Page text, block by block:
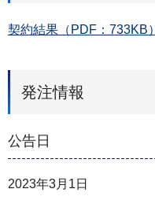
契約結果（PDF：733KB）
発注情報
公告日
2023年3月1日